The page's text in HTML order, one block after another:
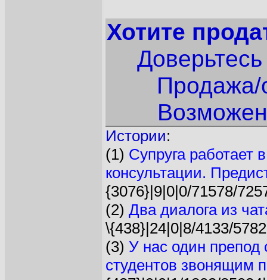
Хотите
Истории:
(1) Супруга работает
консультации.
{3076}|9|0|0/71578/
(2) Два диалога из
\{438}|24|0|8/4133/
(3) У нас один препод
студентов звонящим